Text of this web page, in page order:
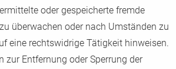
oder gespeicherte fremde
überwachen oder nach Umständen zu
eine rechtswidrige Tätigkeit hinweisen.
zur Entfernung oder Sperrung der